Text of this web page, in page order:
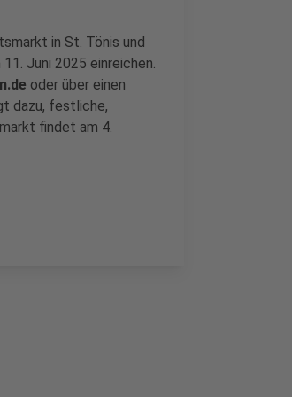
in St. Tönis und
Juni 2025 einreichen.
oder über einen
dazu, festliche,
findet am 4.